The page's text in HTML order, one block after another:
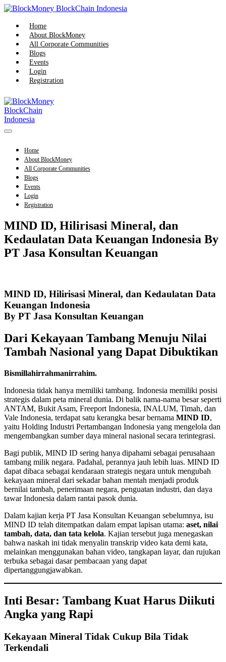
Home
About BlockMoney
All Corporate Communities
Blogs
Events
Login
Registration
Home
About BlockMoney
All Corporate Communities
Blogs
Events
Login
Registration
MIND ID, Hilirisasi Mineral, dan
Kedaulatan Data Keuangan Indonesia By
PT Jasa Konsultan Keuangan
MIND ID, Hilirisasi Mineral, dan Kedaulatan Data
Keuangan Indonesia
By PT Jasa Konsultan Keuangan
Dari Kekayaan Tambang Menuju Nilai
Tambah Nasional yang Dapat Dibuktikan
Bismillahirrahmanirrahim.
Indonesia tidak hanya memiliki tambang. Indonesia memiliki posisi
strategis dalam peta mineral dunia. Di balik nama-nama besar seperti
ANTAM, Bukit Asam, Freeport Indonesia, INALUM, Timah, dan
Vale Indonesia, terdapat satu kerangka besar bernama MIND ID,
yaitu Holding Industri Pertambangan Indonesia yang mengelola dan
mengembangkan sumber daya mineral nasional secara terintegrasi.
Bagi publik, MIND ID sering hanya dipahami sebagai perusahaan
tambang milik negara. Padahal, perannya jauh lebih luas. MIND ID
dapat dibaca sebagai kendaraan strategis negara untuk mengubah
kekayaan mineral dari sekadar bahan mentah menjadi produk
bernilai tambah, penerimaan negara, penguatan industri, dan daya
tawar Indonesia dalam rantai pasok dunia.
Dalam kajian kerja PT Jasa Konsultan Keuangan sebelumnya, isu
MIND ID telah ditempatkan dalam empat lapisan utama: aset, nilai
tambah, data, dan tata kelola. Kajian tersebut juga menegaskan
bahwa naskah ini tidak menyalin transkrip video kata demi kata,
melainkan menggunakan bahan video, tangkapan layar, dan rujukan
terbuka sebagai dasar pembacaan yang dapat
dipertanggungjawabkan.
Inti Besar: Tambang Kuat Harus Diikuti
Angka yang Rapi
Kekayaan Mineral Tidak Cukup Bila Tidak
Terkendali